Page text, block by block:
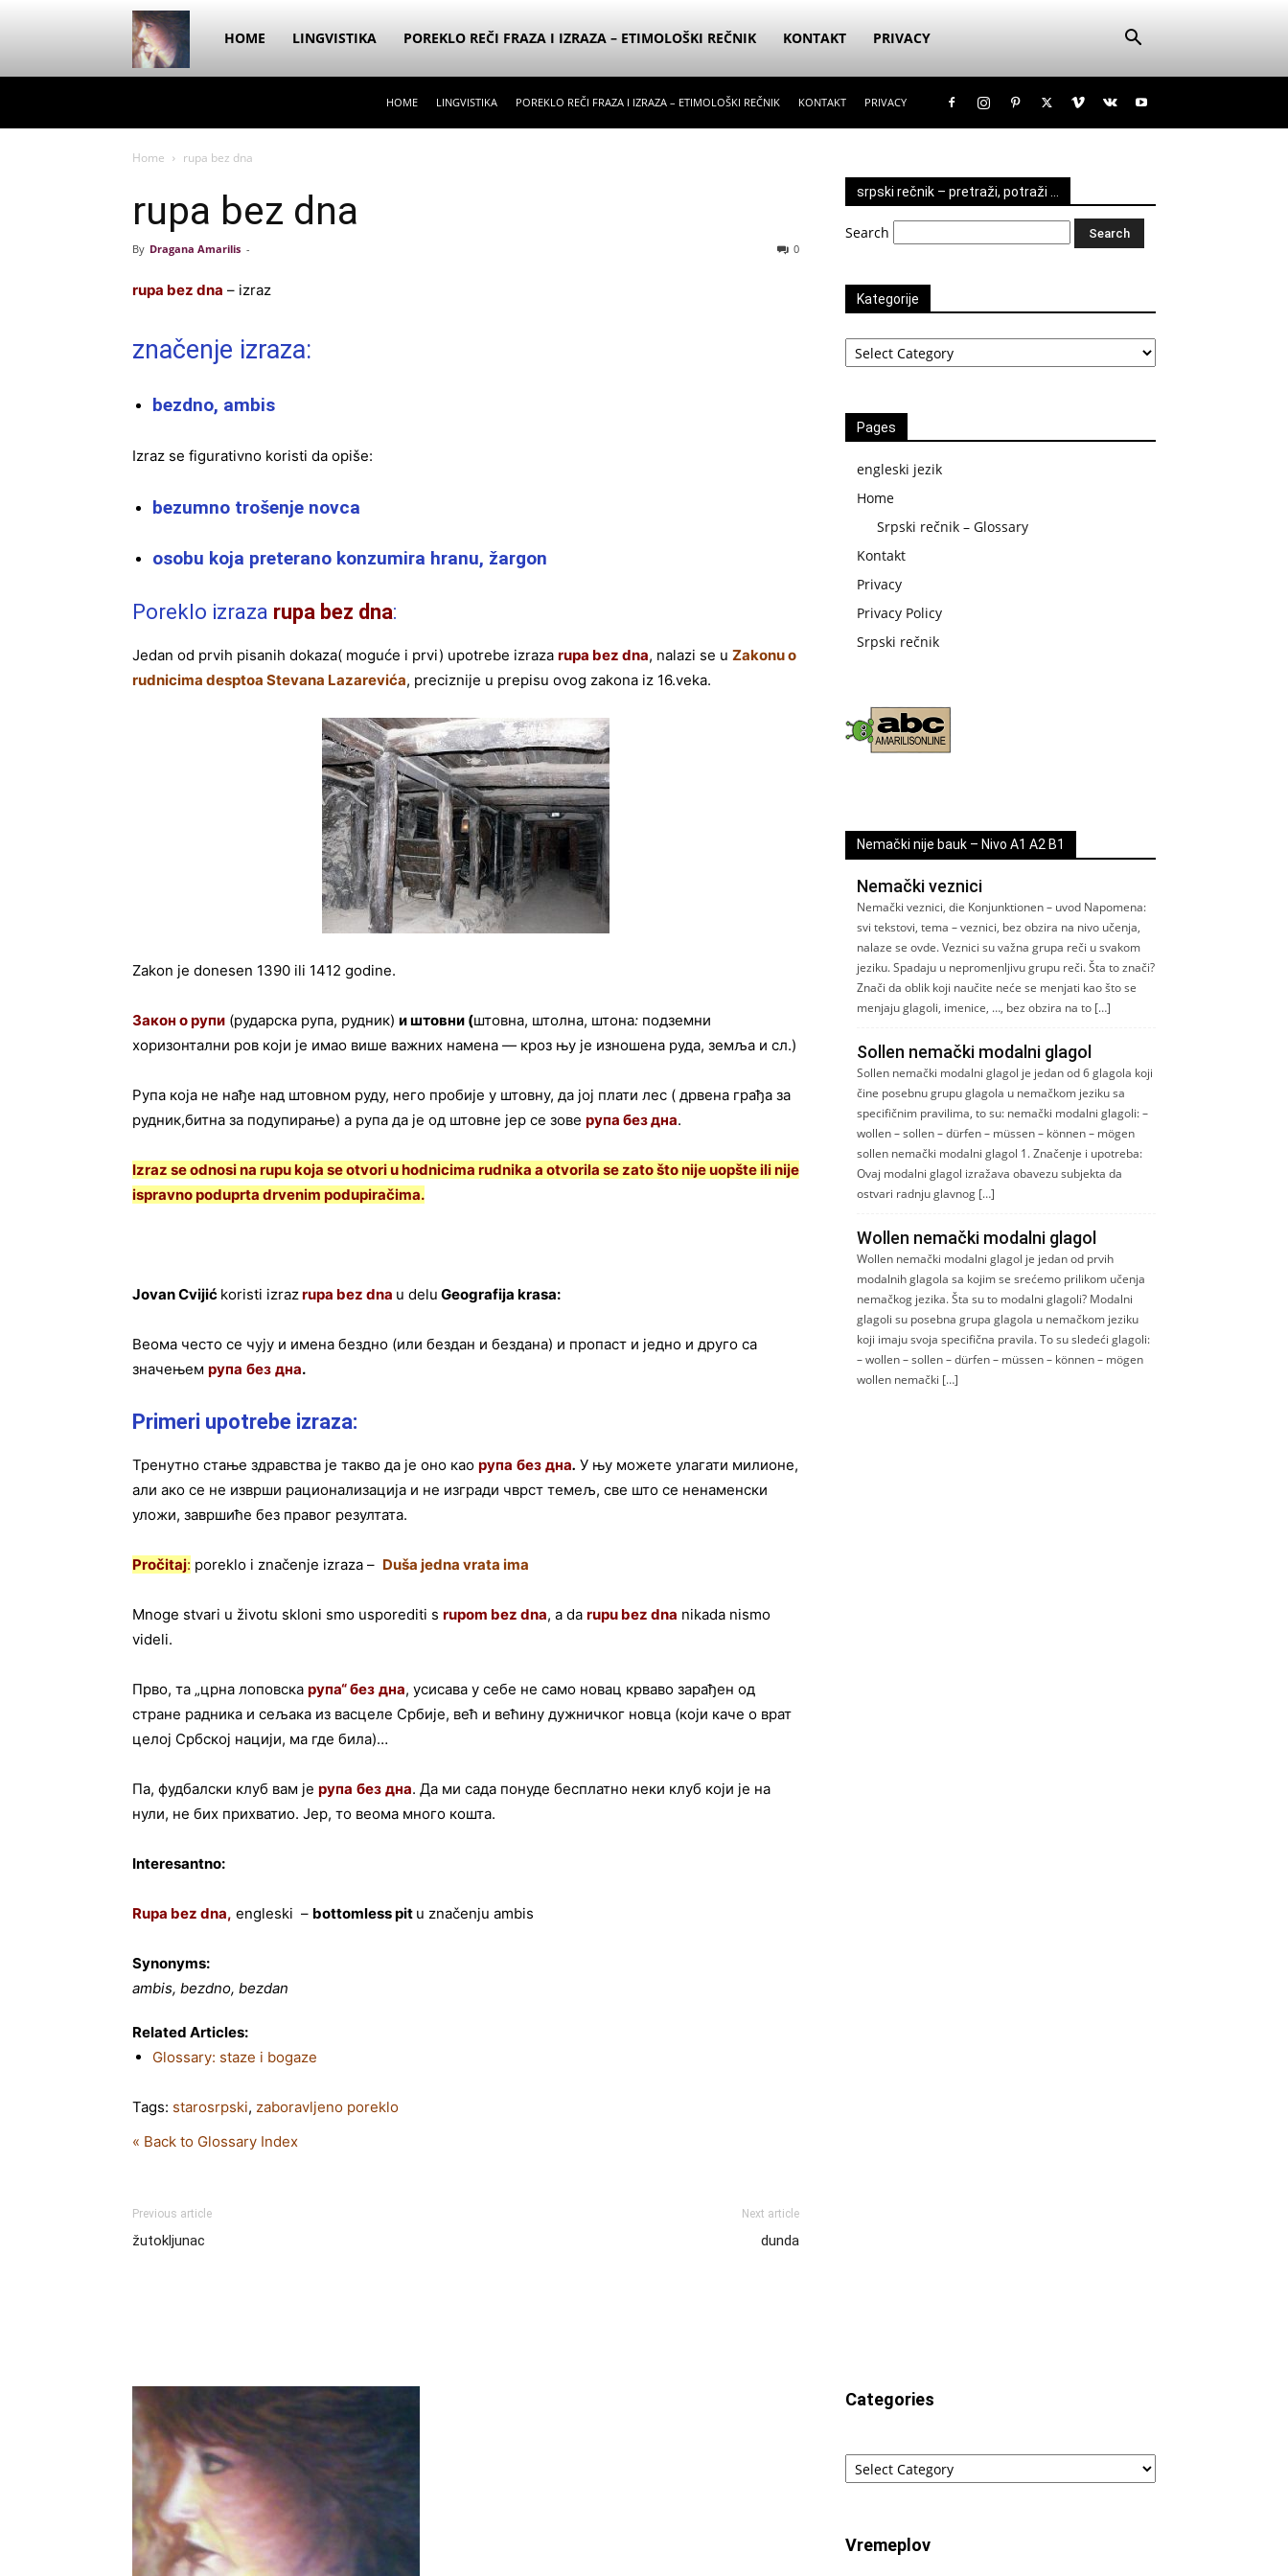
Dragana
HOME LINGVISTIKA POREKLO REČI FRAZA I IZRAZA – ETIMOLOŠKI REČNIK KONTAKT PRIVACY
HOME LINGVISTIKA POREKLO REČI FRAZA I IZRAZA – ETIMOLOŠKI REČNIK KONTAKT PRIVACY
Home rupa bez dna
rupa bez dna
By Dragana Amarilis - 0
rupa bez dna – izraz
značenje izraza:
bezdno, ambis
Izraz se figurativno koristi da opiše:
bezumno trošenje novca
osobu koja preterano konzumira hranu, žargon
Poreklo izraza rupa bez dna:
Jedan od prvih pisanih dokaza( moguće i prvi) upotrebe izraza rupa bez dna, nalazi se u Zakonu o
rudnicima desptoa Stevana Lazarevića, preciznije u prepisu ovog zakona iz 16.veka.
Zakon je donesen 1390 ili 1412 godine.
Закон орупи (рударска рупа, рудник) иштовни (штовна, штолна, штона: подземни
хоризонтални ров који је имао више важних намена — кроз њу је изношена руда, земља и сл.)
Рупа која не нађе над штовном руду, него пробије у штовну, да јој плати лес ( дрвена грађа за
рудник,битна за подупирање) а рупа да је од штовне јер се зове рупа бездна.
Izraz se odnosi na rupu koja se otvori u hodnicima rudnika a otvorila se zato što nije uopšte ili nije
ispravno poduprta drvenim podupiračima.
Jovan Cvijić koristi izrazrupa bez dna u delu Geografija krasa:
Веома често се чују и имена бездно (или бездан и бездана) и пропаст и једно и друго са
значењем рупа без дна.
Primeri upotrebe izraza:
Тренутно стање здравства је такво да је оно као рупа без дна. У њу можете улагати милионе,
али ако се не изврши рационализација и не изгради чврст темељ, све што се ненаменски
уложи, завршиће без правог резултата.
Pročitaj: poreklo i značenje izraza – Duša jedna vrata ima
Mnoge stvari u životu skloni smo usporediti s rupom bez dna, a da rupu bez dna nikada nismo
videli.
Прво, та „црна лоповска рупа“без дна, усисава у себе не само новац крваво зарађен од
стране радника и сељака из васцеле Србије, већ и већину дужничког новца (који каче о врат
целој Србској нацији, ма где била)…
Па, фудбалски клуб вам је рупа без дна. Да ми сада понуде бесплатно неки клуб који је на
нули, не бих прихватио. Јер, то веома много кошта.
Interesantno:
Rupa bez dna, engleski – bottomless pit u značenju ambis
Synonyms:
ambis, bezdno, bezdan
Related Articles:
Glossary: staze i bogaze
Tags: starosrpski, zaboravljeno poreklo
« Back to Glossary Index
Previous article
žutokljunac
Next article
dunda
srpski rečnik – pretraži, potraži …
Search
Kategorije
Kategorije
Pages
engleski jezik
Home
Srpski rečnik – Glossary
Kontakt
Privacy
Privacy Policy
Srpski rečnik
Nemački nije bauk – Nivo A1 A2 B1
Nemački veznici
Nemački veznici, die Konjunktionen – uvod Napomena:
svi tekstovi, tema – veznici, bez obzira na nivo učenja,
nalaze se ovde. Veznici su važna grupa reči u svakom
jeziku. Spadaju u nepromenljivu grupu reči. Šta to znači?
Znači da oblik koji naučite neće se menjati kao što se
menjaju glagoli, imenice, …, bez obzira na to […]
Sollen nemački modalni glagol
Sollen nemački modalni glagol je jedan od 6 glagola koji
čine posebnu grupu glagola u nemačkom jeziku sa
specifičnim pravilima, to su: nemački modalni glagoli: –
wollen – sollen – dürfen – müssen – können – mögen
sollen nemački modalni glagol 1. Značenje i upotreba:
Ovaj modalni glagol izražava obavezu subjekta da
ostvari radnju glavnog […]
Wollen nemački modalni glagol
Wollen nemački modalni glagol je jedan od prvih
modalnih glagola sa kojim se srećemo prilikom učenja
nemačkog jezika. Šta su to modalni glagoli? Modalni
glagoli su posebna grupa glagola u nemačkom jeziku
koji imaju svoja specifična pravila. To su sledeći glagoli:
– wollen – sollen – dürfen – müssen – können – mögen
wollen nemački […]
Categories
Categories
Vremeplov